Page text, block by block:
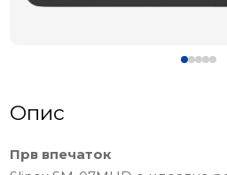
Опис
Прв впечаток